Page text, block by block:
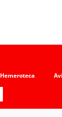
Hemeroteca